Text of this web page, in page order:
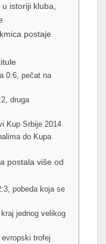
istoriji kluba,
postaje
0:6, pečat na
druga
Kup Srbije 2014
do Kupa
postala više od
pobeda koja se
jednog velikog
trofej